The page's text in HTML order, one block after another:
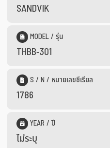
SANDVIK
MODEL / รุ่น
THBB-301
S / N / หมายเลขซีเรียล
1786
YEAR / ปี
ไม่ระบุ